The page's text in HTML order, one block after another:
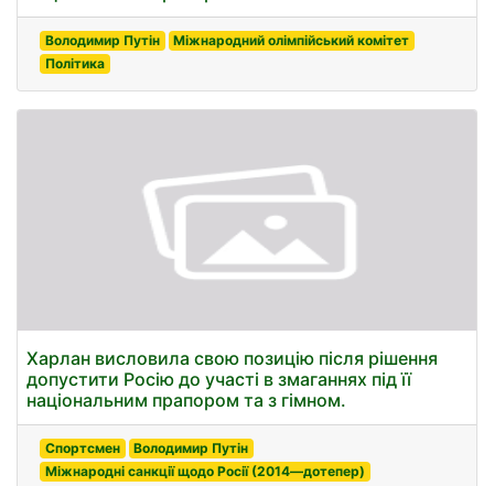
Володимир Путін
Міжнародний олімпійський комітет
Політика
Харлан висловила свою позицію після рішення
допустити Росію до участі в змаганнях під її
національним прапором та з гімном.
Спортсмен
Володимир Путін
Міжнародні санкції щодо Росії (2014—дотепер)